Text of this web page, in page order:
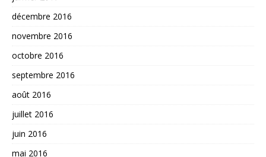
décembre 2016
novembre 2016
octobre 2016
septembre 2016
août 2016
juillet 2016
juin 2016
mai 2016